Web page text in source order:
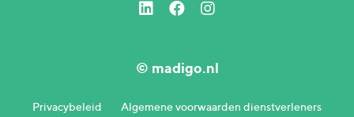
Privacybeleid Algemene voorwaarden dienstverleners
© madigo.nl